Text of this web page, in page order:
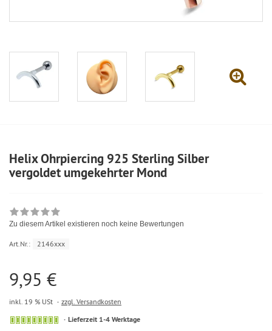
Helix Ohrpiercing 925 Sterling Silber
vergoldet umgekehrter Mond
Zu diesem Artikel existieren noch keine Bewertungen
Art.Nr.: 2146xxx
9,95 €
inkl. 19 % USt zzgl. Versandkosten
Lieferzeit 1-4 Werktage